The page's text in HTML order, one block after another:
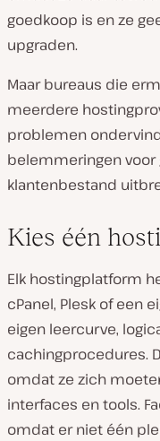
goedkoop is en ze
upgraden.
Maar bureaus die
meerdere
problemen
belemmeringen voor
klantenbestand
Kies één
Elk hostingplatform
cPanel, Plesk of een
eigen leercurve,
cachingprocedures.
omdat ze zich
interfaces en tools.
omdat er niet één